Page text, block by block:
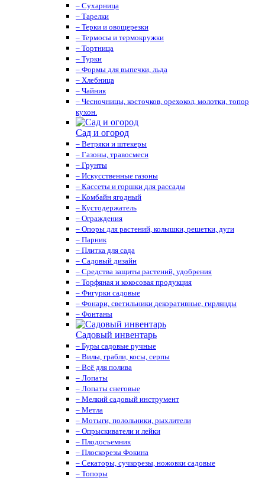
– Сухарница
– Тарелки
– Терки и овощерезки
– Термосы и термокружки
– Тортница
– Турки
– Формы для выпечки, льда
– Хлебница
– Чайник
– Чесночницы, косточков, орехокол, молотки, топор
кухон.
Сад и огород
– Ветряки и штекеры
– Газоны, травосмеси
– Грунты
– Искусственные газоны
– Кассеты и горшки для рассады
– Комбайн ягодный
– Кустодержатель
– Ограждения
– Опоры для растений, колышки, решетки, дуги
– Парник
– Плитка для сада
– Садовый дизайн
– Средства защиты растений, удобрения
– Торфяная и кокосовая продукция
– Фигурки садовые
– Фонари, светильники декоративные, гирлянды
– Фонтаны
Садовый инвентарь
– Буры садовые ручные
– Вилы, грабли, косы, серпы
– Всё для полива
– Лопаты
– Лопаты снеговые
– Мелкий садовый инструмент
– Метла
– Мотыги, полольники, рыхлители
– Опрыскиватели и лейки
– Плодосъемник
– Плоскорезы Фокина
– Секаторы, сучкорезы, ножовки садовые
– Топоры